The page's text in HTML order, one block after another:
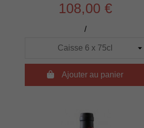
108,00 €
/
Ajouter au panier